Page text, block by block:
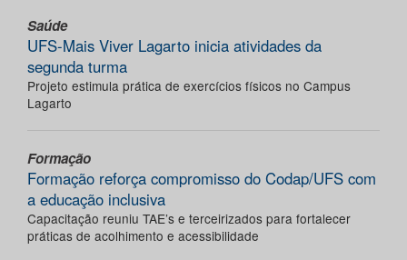
Saúde
UFS-Mais Viver Lagarto inicia atividades da
segunda turma
Projeto estimula prática de exercícios físicos no Campus
Lagarto
Formação
Formação reforça compromisso do Codap/UFS com
a educação inclusiva
Capacitação reuniu TAE’s e terceirizados para fortalecer
práticas de acolhimento e acessibilidade